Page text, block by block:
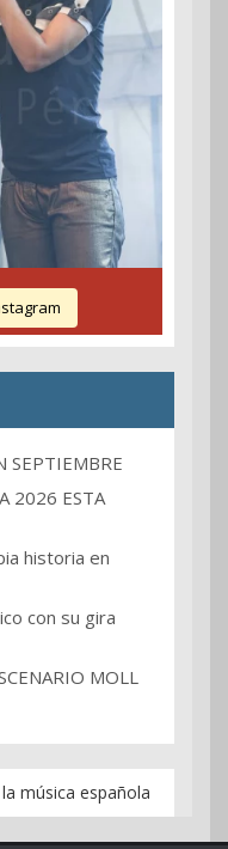
SEPTIEMBRE
2026 ESTA
historia en
con su gira
MOLL
música española